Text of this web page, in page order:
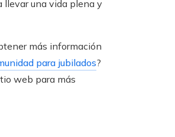
llevar una vida plena y
más información
para jubilados?
web para más